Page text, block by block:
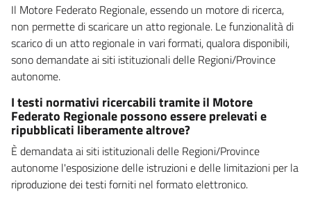
Il Motore Federato Regionale, essendo un motore di ricerca,
non permette di scaricare un atto regionale. Le funzionalità di
scarico di un atto regionale in vari formati, qualora disponibili,
sono demandate ai siti istituzionali delle Regioni/Province
autonome.
I testi normativi ricercabili tramite il Motore
Federato Regionale possono essere prelevati e
ripubblicati liberamente altrove?
È demandata ai siti istituzionali delle Regioni/Province
autonome l'esposizione delle istruzioni e delle limitazioni per la
riproduzione dei testi forniti nel formato elettronico.